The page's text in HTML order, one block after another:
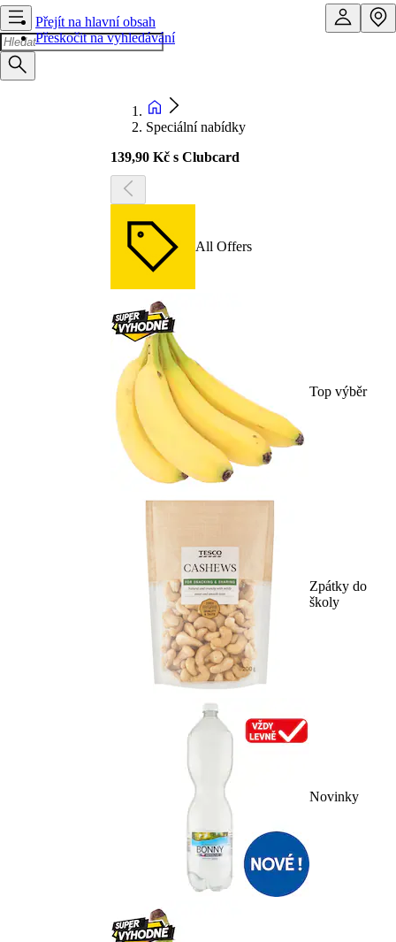
Přejít na hlavní obsah
Přeskočit na vyhledávání
Speciální nabídky
139,90 Kč s Clubcard
All Offers
Top výběr
Zpátky do
školy
Novinky